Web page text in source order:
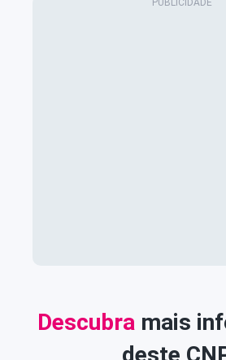
Descubra mais
deste